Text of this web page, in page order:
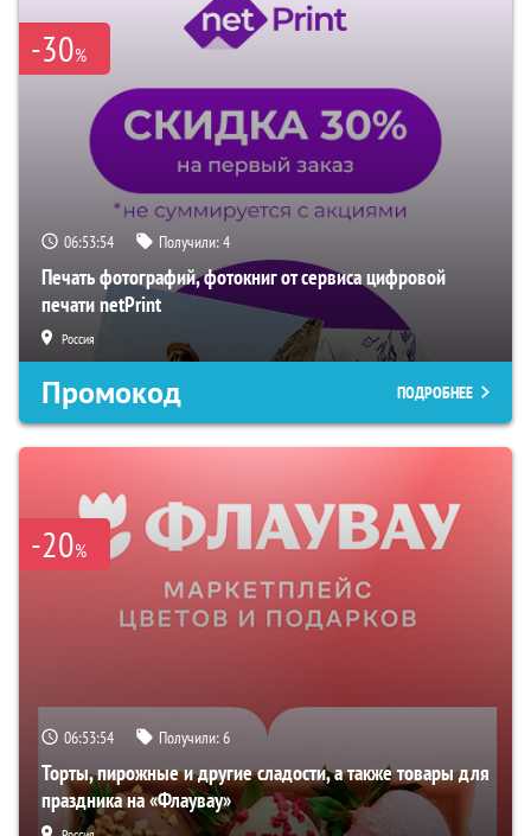
-30%
06:53:53 Получили:4
Печать фотографий, фотокниг от сервиса цифровой
печати netPrint
Россия
Промокод ПОДРОБНЕЕ
-20%
06:53:53 Получили:6
Торты, пирожные и другие сладости, а также товары для
праздника на «Флаувау»